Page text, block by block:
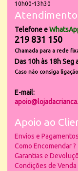
10h00-13h30
Telefone e
219 831 150
Chamada para a rede
Das 10h às 18h Seg
Caso não consiga
E-mail:
Apoio ao
Envios e Pagamentos
Como Encomendar ?
Garantias e
Condições de Venda